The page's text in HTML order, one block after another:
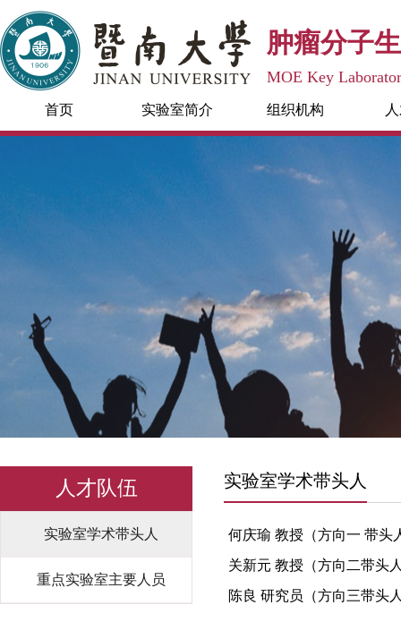
肿瘤分子
MOE Key
首页 实验室简介 组织机构
人才队伍
实验室学术带头人
重点实验室主要人员
实验室学术带头人
何庆瑜 教授（方向一 带头
关新元 教授（方向二带头
陈良 研究员（方向三带头